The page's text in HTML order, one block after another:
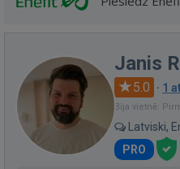
Janis
5.0 · 1
Bija vietnē:
Latviski,
PRO